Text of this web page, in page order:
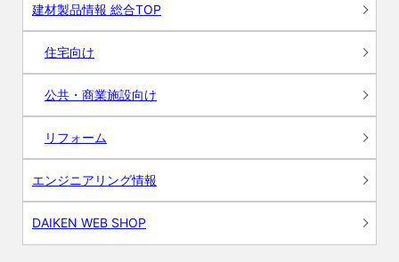
建材製品情報 総合TOP
住宅向け
公共・商業施設向け
リフォーム
エンジニアリング情報
DAIKEN WEB SHOP